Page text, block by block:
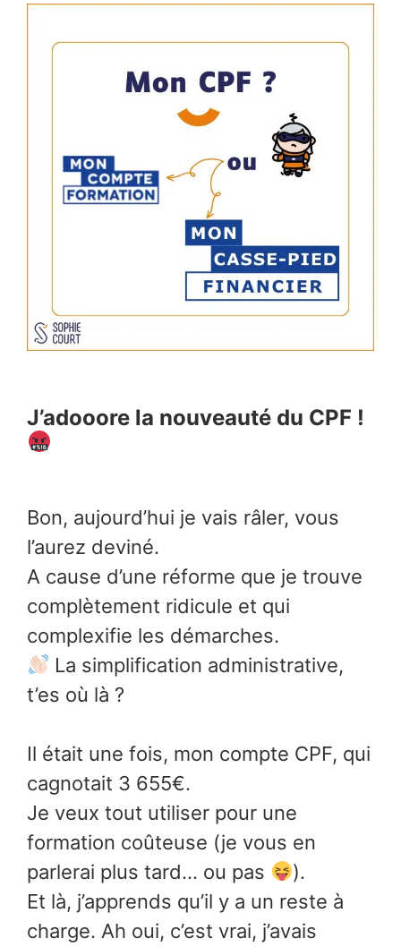
J’adooore la nouveauté du CPF !
Bon, aujourd’hui je vais râler, vous
l’aurez deviné.
A cause d’une réforme que je trouve
complètement ridicule et qui
complexifie les démarches.
La simplification administrative,
t’es où là ?
Il était une fois, mon compte CPF, qui
cagnotait 3 655€.
Je veux tout utiliser pour une
formation coûteuse (je vous en
parlerai plus tard… ou pas
).
Et là, j’apprends qu’il y a un reste à
charge. Ah oui, c’est vrai, j’avais